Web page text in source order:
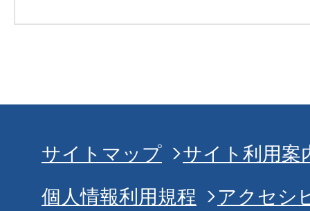
サイトマップ
サイト利用案
個人情報利用規程
アクセシ